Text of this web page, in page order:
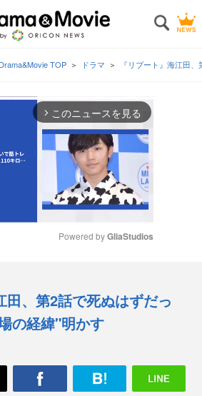
Drama&Movie TOP ドラマ 『リブート』海江田
arrow_forward_ios このニュースを見る
e
Powered by GliaStudios
田、第2話で死ぬはずだっ
の経緯"明かす